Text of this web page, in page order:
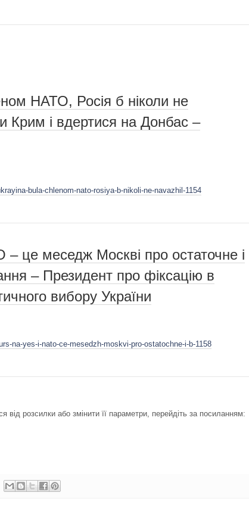
НАТО, Росія б ніколи не
Крим і вдертися на Донбас –
bula-chlenom-nato-rosiya-b-nikoli-ne-navazhil-1154
це меседж Москві про остаточне і
– Президент про фіксацію в
вибору України
na-yes-i-nato-ce-mesedzh-moskvi-pro-ostatochne-i-b-1158
від розсилки або змінити її параметри, перейдіть за посиланням: